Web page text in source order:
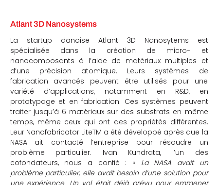
Atlant 3D Nanosystems
La startup danoise Atlant 3D Nanosytems est
spécialisée dans la création de micro- et
nanocomposants à l’aide de matériaux multiples et
d’une précision atomique. Leurs systèmes de
fabrication avancés peuvent être utilisés pour une
variété d’applications, notamment en R&D, en
prototypage et en fabrication. Ces systèmes peuvent
traiter jusqu’à 6 matériaux sur des substrats en même
temps, même ceux qui ont des propriétés différentes.
Leur Nanofabricator LiteTM a été développé après que la
NASA ait contacté l’entreprise pour résoudre un
problème particulier. Ivan Kundrata, l’un des
cofondateurs, nous a confié : « La NASA avait un
problème particulier, elle avait besoin d’une solution pour